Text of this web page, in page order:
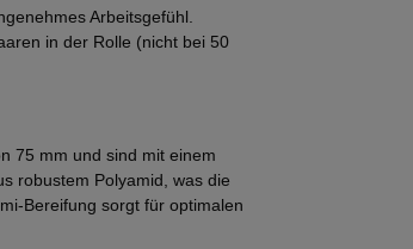
Arbeitsgefühl.
in der Rolle (nicht bei 50
75 mm und sind mit einem
robustem Polyamid, was die
Bereifung sorgt für optimalen